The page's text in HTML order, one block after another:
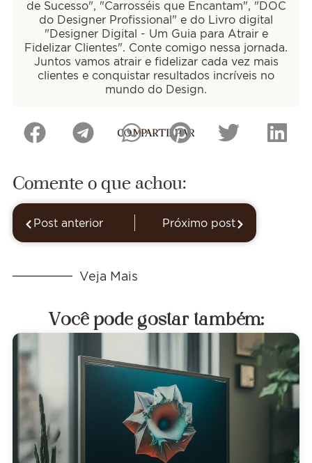
de Sucesso", "Carrosséis que Encantam", "DOC
do Designer Profissional" e do Livro digital
"Designer Digital - Um Guia para Atrair e
Fidelizar Clientes". Conte comigo nessa jornada.
Juntos vamos atrair e fidelizar cada vez mais
clientes e conquistar resultados incríveis no
mundo do Design.
COMPARTILHAR
Comente o que achou:
Post anterior Próximo post
Veja Mais
Você pode gostar também: